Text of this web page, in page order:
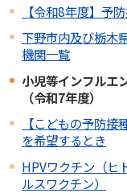
【令和8年度】予
下野市内及び栃木
機関一覧
小児等インフルエ
（令和7年度）
【こどもの予防
を希望するとき
HPVワクチン（ヒ
ルスワクチン）